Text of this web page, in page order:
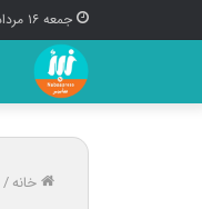
جمعه ۱۶ مرداد ۱۴۰۵
خانه/